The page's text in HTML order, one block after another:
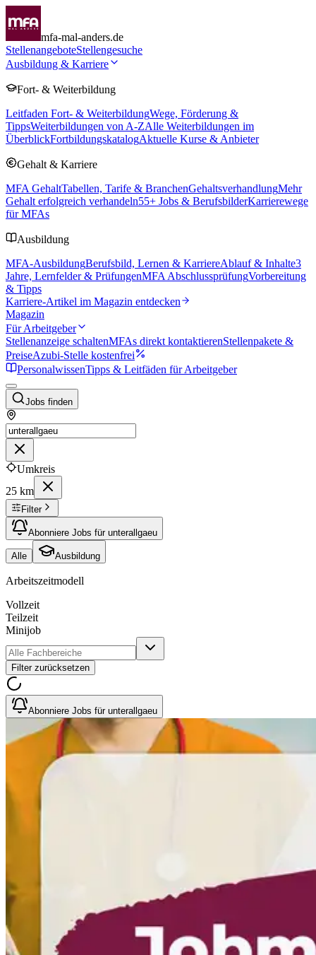
mfa-mal-anders.de
StellenangeboteStellengesuche
Ausbildung & Karriere
Fort- & Weiterbildung
Leitfaden Fort- & WeiterbildungWege, Förderung &
TippsWeiterbildungen von A-ZAlle Weiterbildungen im
ÜberblickFortbildungskatalogAktuelle Kurse & Anbieter
Gehalt & Karriere
MFA GehaltTabellen, Tarife & BranchenGehaltsverhandlungMehr
Gehalt erfolgreich verhandeln55+ Jobs & BerufsbilderKarrierewege
für MFAs
Ausbildung
MFA-AusbildungBerufsbild, Lernen & KarriereAblauf & Inhalte3
Jahre, Lernfelder & PrüfungenMFA AbschlussprüfungVorbereitung
& Tipps
Karriere-Artikel im Magazin entdecken
Magazin
Für Arbeitgeber
Stellenanzeige schaltenMFAs direkt kontaktierenStellenpakete &
PreiseAzubi-Stelle kostenfrei
PersonalwissenTipps & Leitfäden für Arbeitgeber
Jobs finden
Umkreis
25 km
Filter
Abonniere Jobs für unterallgaeu
Alle Ausbildung
Arbeitszeitmodell
Vollzeit
Teilzeit
Minijob
Filter zurücksetzen
Abonniere Jobs für unterallgaeu